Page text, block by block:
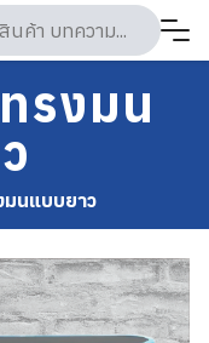
รงมน
มนแบบยาว